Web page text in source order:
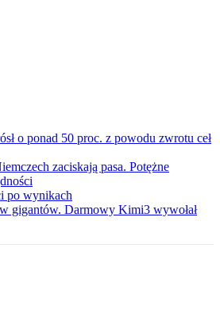
o ponad 50 proc. z powodu zwrotu ceł
zaciskają pasa. Potężne
po wynikach
gigantów. Darmowy Kimi3 wywołał